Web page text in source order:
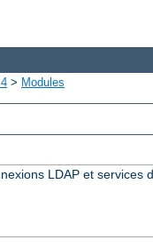
> Modules
LDAP et services